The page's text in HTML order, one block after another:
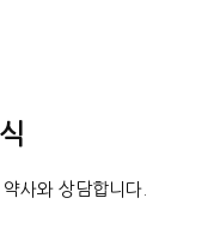
사와 상담합니다.